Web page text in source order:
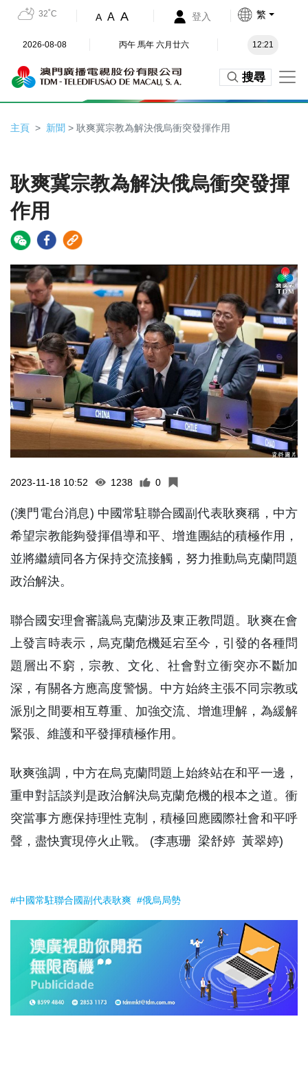
32˚C A A A 登入 繁
2026-08-08 丙午 馬年 六月廿六 12:21
搜尋
主頁 新聞 > 耿爽冀宗教為解決俄烏衝突發揮作用
耿爽冀宗教為解決俄烏衝突發揮
作用
2023-11-18 10:52 1238 0
(澳門電台消息) 中國常駐聯合國副代表耿爽稱，中方
希望宗教能夠發揮倡導和平、增進團結的積極作用，
並將繼續同各方保持交流接觸，努力推動烏克蘭問題
政治解決。
聯合國安理會審議烏克蘭涉及東正教問題。耿爽在會
上發言時表示，烏克蘭危機延宕至今，引發的各種問
題層出不窮，宗教、文化、社會對立衝突亦不斷加
深，有關各方應高度警惕。中方始終主張不同宗教或
派別之間要相互尊重、加強交流、增進理解，為緩解
緊張、維護和平發揮積極作用。
耿爽強調，中方在烏克蘭問題上始終站在和平一邊，
重申對話談判是政治解決烏克蘭危機的根本之道。衝
突當事方應保持理性克制，積極回應國際社會和平呼
聲，盡快實現停火止戰。 (李惠珊 梁舒婷 黃翠婷)
#中國常駐聯合國副代表耿爽 #俄烏局勢